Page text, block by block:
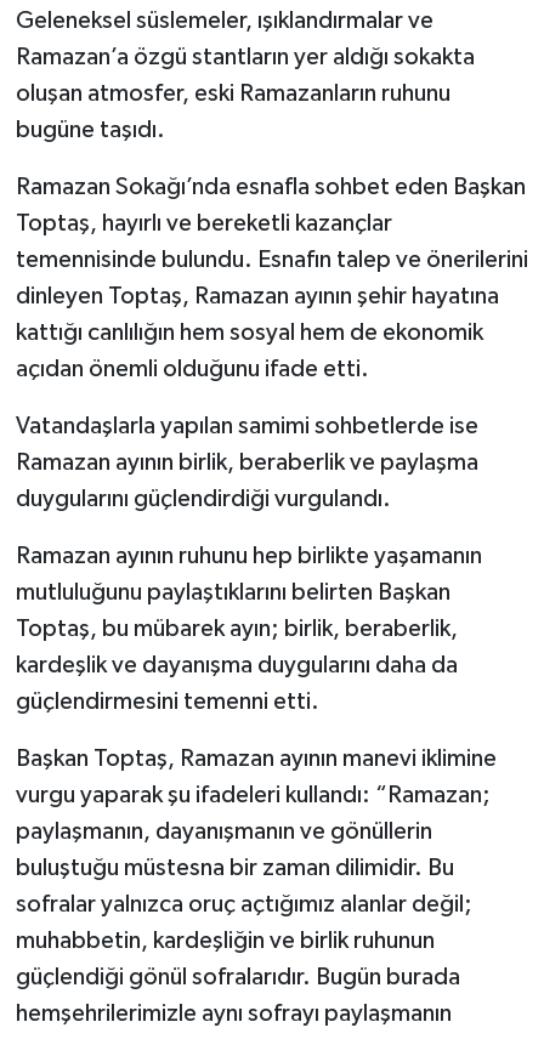
Geleneksel süslemeler, ışıklandırmalar ve
Ramazan’a özgü stantların yer aldığı sokakta
oluşan atmosfer, eski Ramazanların ruhunu
bugüne taşıdı.
Ramazan Sokağı’nda esnafla sohbet eden Başkan
Toptaş, hayırlı ve bereketli kazançlar
temennisinde bulundu. Esnafın talep ve önerilerini
dinleyen Toptaş, Ramazan ayının şehir hayatına
kattığı canlılığın hem sosyal hem de ekonomik
açıdan önemli olduğunu ifade etti.
Vatandaşlarla yapılan samimi sohbetlerde ise
Ramazan ayının birlik, beraberlik ve paylaşma
duygularını güçlendirdiği vurgulandı.
Ramazan ayının ruhunu hep birlikte yaşamanın
mutluluğunu paylaştıklarını belirten Başkan
Toptaş, bu mübarek ayın; birlik, beraberlik,
kardeşlik ve dayanışma duygularını daha da
güçlendirmesini temenni etti.
Başkan Toptaş, Ramazan ayının manevi iklimine
vurgu yaparak şu ifadeleri kullandı: “Ramazan;
paylaşmanın, dayanışmanın ve gönüllerin
buluştuğu müstesna bir zaman dilimidir. Bu
sofralar yalnızca oruç açtığımız alanlar değil;
muhabbetin, kardeşliğin ve birlik ruhunun
güçlendiği gönül sofralarıdır. Bugün burada
hemşehrilerimizle aynı sofrayı paylaşmanın